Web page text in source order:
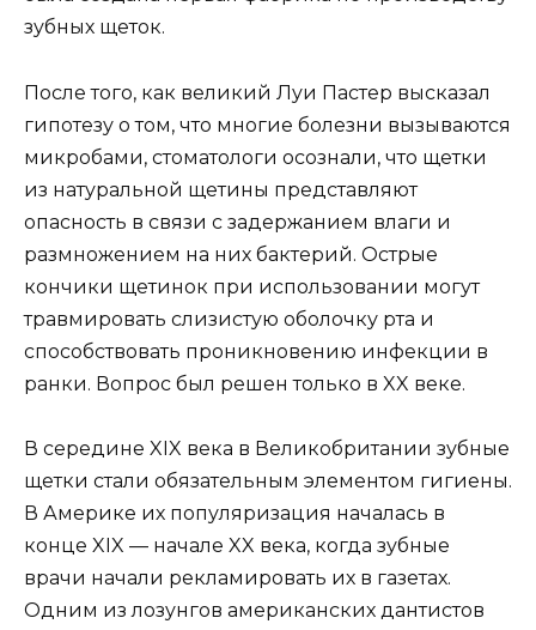
зубных щеток.
После того, как великий Луи Пастер высказал
гипотезу о том, что многие болезни вызываются
микробами, стоматологи осознали, что щетки
из натуральной щетины представляют
опасность в связи с задержанием влаги и
размножением на них бактерий. Острые
кончики щетинок при использовании могут
травмировать слизистую оболочку рта и
способствовать проникновению инфекции в
ранки. Вопрос был решен только в XX веке.
В середине XIX века в Великобритании зубные
щетки стали обязательным элементом гигиены.
В Америке их популяризация началась в
конце XIX — начале XX века, когда зубные
врачи начали рекламировать их в газетах.
Одним из лозунгов американских дантистов